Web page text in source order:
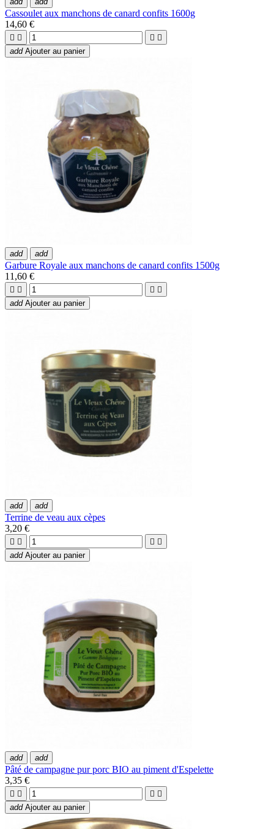
Cassoulet aux manchons de canard confits 1600g
14,60 €
   
add Ajouter au panier
add add
Garbure Royale aux manchons de canard confits 1500g
11,60 €
   
add Ajouter au panier
add add
Terrine de veau aux cèpes
3,20 €
   
add Ajouter au panier
add add
Pâté de campagne pur porc BIO au piment d'Espelette
3,35 €
   
add Ajouter au panier